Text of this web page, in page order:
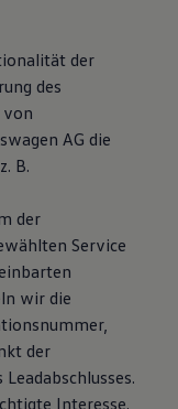
der
des
von
AG die
B.
der
Service
wir die
der
Interesse.